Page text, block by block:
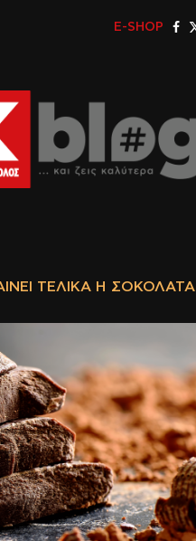
E-SHOP
ΤΕΛΙΚΆ Η ΣΟΚΟΛΆΤΑ